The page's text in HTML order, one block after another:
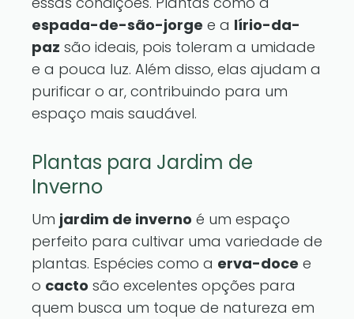
espada-de-são-jorge e a lírio-da-
paz são ideais, pois toleram a umidade
e a pouca luz. Além disso, elas ajudam a
purificar o ar, contribuindo para um
espaço mais saudável.
Plantas para Jardim de
Inverno
Um jardim de inverno é um espaço
perfeito para cultivar uma variedade de
plantas. Espécies como a erva-doce e
o cacto são excelentes opções para
quem busca um toque de natureza em